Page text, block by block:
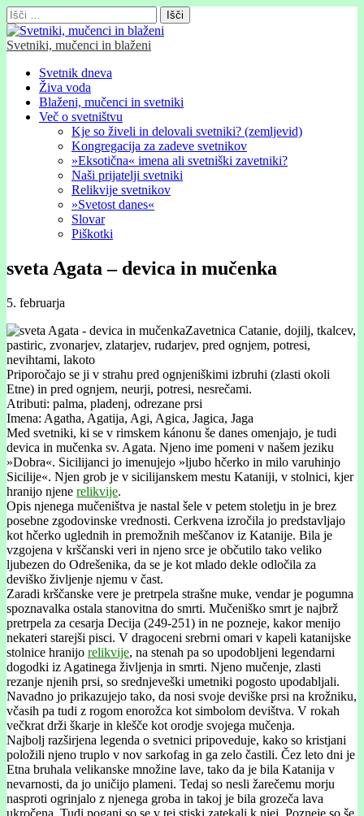
Išči:
Svetniki, mučenci in blaženi
Glavni
meni
Skip
content
Svetnik dneva
Živa voda
Blaženi, mučenci in svetniki
Več o svetništvu
Kje so živeli in delovali svetniki? (zemljevid)
Kongregacija za zadeve svetnikov
»Eksotična« imena ali svetniški zavetniki?
Naši prijatelji svetniki
Relikvije svetnikov
»Svetost danes«
Slovar
Piškotki
sveta Agata – devica in mučenka
5. februarja
Zavetnica Catanie, dojilj, tkalcev,
pastiric, zvonarjev, zlatarjev, rudarjev, pred ognjem, potresi,
nevihtami, lakoto
Priporočajo se ji v strahu pred ognjeniškimi izbruhi (zlasti okoli
Etne) in pred ognjem, neurji, potresi, nesrečami.
Atributi: palma, pladenj, odrezane prsi
Imena: Agatha, Agatija, Agi, Agica, Jagica, Jaga
Med svetniki, ki se v rimskem kánonu še danes omenjajo, je tudi
devica in mučenka sv. Agata. Njeno ime pomeni v našem jeziku
»Dobra«. Sicilijanci jo imenujejo »ljubo hčerko in milo varuhinjo
Sicilije«. Njen grob je v sicilijanskem mestu Kataniji, v stolnici, kjer
hranijo njene relikvije.
Opis njenega mučeništva je nastal šele v petem stoletju in je brez
posebne zgodovinske vrednosti. Cerkvena izročila jo predstavljajo
kot hčerko uglednih in premožnih meščanov iz Katanije. Bila je
vzgojena v krščanski veri in njeno srce je občutilo tako veliko
ljubezen do Odrešenika, da se je kot mlado dekle odločila za
deviško življenje njemu v čast.
Zaradi krščanske vere je pretrpela strašne muke, vendar je pogumna
spoznavalka ostala stanovitna do smrti. Mučeniško smrt je najbrž
pretrpela za cesarja Decija (249-251) in ne pozneje, kakor menijo
nekateri starejši pisci. V dragoceni srebrni omari v kapeli katanijske
stolnice hranijo relikvije, na stenah pa so upodobljeni legendarni
dogodki iz Agatinega življenja in smrti. Njeno mučenje, zlasti
rezanje njenih prsi, so srednjeveški umetniki pogosto upodabljali.
Navadno jo prikazujejo tako, da nosi svoje deviške prsi na krožniku,
včasih pa tudi z rogom enorožca kot simbolom devištva. V rokah
večkrat drži škarje in klešče kot orodje svojega mučenja.
Najbolj razširjena legenda o svetnici pripoveduje, kako so kristjani
položili njeno truplo v nov sarkofag in ga zelo častili. Čez leto dni je
Etna bruhala velikanske množine lave, tako da je bila Katanija v
nevarnosti, da jo uničijo plameni. Tedaj so nesli žarečemu morju
nasproti ogrinjalo z njenega groba in takoj je bila grozeča lava
ukročena. Tudi pogani so se v tej stiski zatekali k njej. Pozneje so še